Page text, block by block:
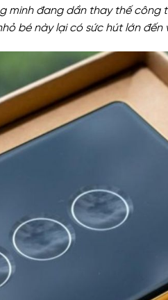
minh đang dần thay thế
bé này lại có sức hút lớn đến